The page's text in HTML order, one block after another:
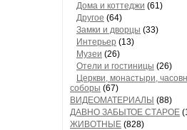
Дома и коттеджи (61)
Другое (64)
Замки и дворцы (33)
Интерьер (13)
Музеи (26)
Отели и гостиницы (26)
Церкви, монастыри,
соборы (67)
ВИДЕОМАТЕРИАЛЫ (88)
ДАВНО ЗАБЫТОЕ СТАРОЕ
ЖИВОТНЫЕ (828)